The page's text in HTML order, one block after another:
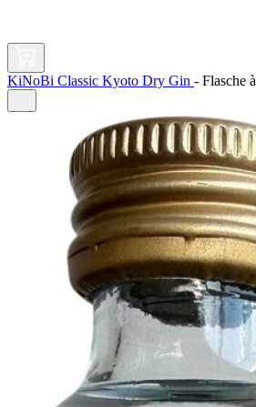
KiNoBi Classic Kyoto Dry Gin - Flasche à